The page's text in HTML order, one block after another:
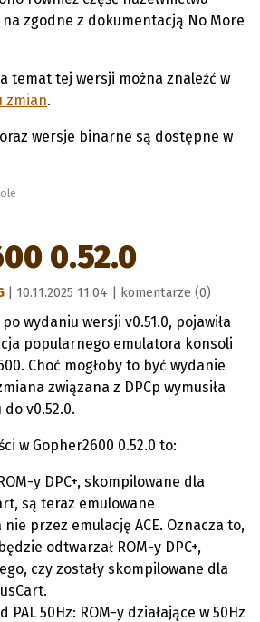
zgodne z dokumentacją No More
temat tej wersji można znaleźć w
zmian.
oraz wersje binarne są dostępne w
0.52.0
| 10.11.2025 11:04 | komentarze (0)
wydaniu wersji v0.51.0, pojawiła
popularnego emulatora konsoli
Choć mogłoby to być wydanie
związana z DPCp wymusiła
v0.52.0.
w Gopher2600 0.52.0 to:
y DPC+, skompilowane dla
są teraz emulowane
przez emulację ACE. Oznacza to,
odtwarzał ROM-y DPC+,
czy zostały skompilowane dla
PAL 50Hz: ROM-y działające w 50Hz